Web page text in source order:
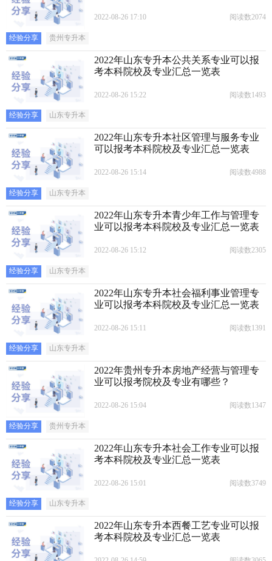
2022-08-26 17:10 阅读数2074
经验分享 贵州专升本
2022年山东专升本公共关系专业可以报
考本科院校及专业汇总一览表
2022-08-26 15:22 阅读数1493
经验分享 山东专升本
2022年山东专升本社区管理与服务专业
可以报考本科院校及专业汇总一览表
2022-08-26 15:14 阅读数4988
经验分享 山东专升本
2022年山东专升本青少年工作与管理专
业可以报考本科院校及专业汇总一览表
2022-08-26 15:12 阅读数2305
经验分享 山东专升本
2022年山东专升本社会福利事业管理专
业可以报考本科院校及专业汇总一览表
2022-08-26 15:11 阅读数1391
经验分享 山东专升本
2022年贵州专升本房地产经营与管理专
业可以报考院校及专业有哪些？
2022-08-26 15:04 阅读数1347
经验分享 贵州专升本
2022年山东专升本社会工作专业可以报
考本科院校及专业汇总一览表
2022-08-26 15:01 阅读数3749
经验分享 山东专升本
2022年山东专升本西餐工艺专业可以报
考本科院校及专业汇总一览表